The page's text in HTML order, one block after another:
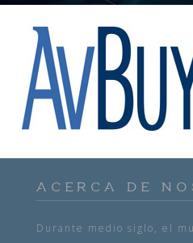
ACERCA DE
Durante medio siglo, el